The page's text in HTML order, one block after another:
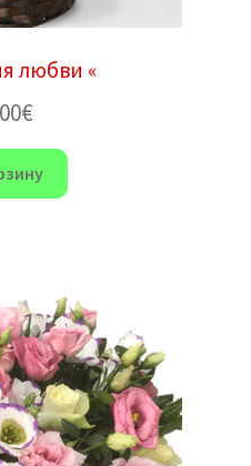
любви «
€